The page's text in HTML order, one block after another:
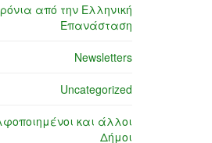
από την Ελληνική
Επανάσταση
Newsletters
Uncategorized
και άλλοι
Δήμοι